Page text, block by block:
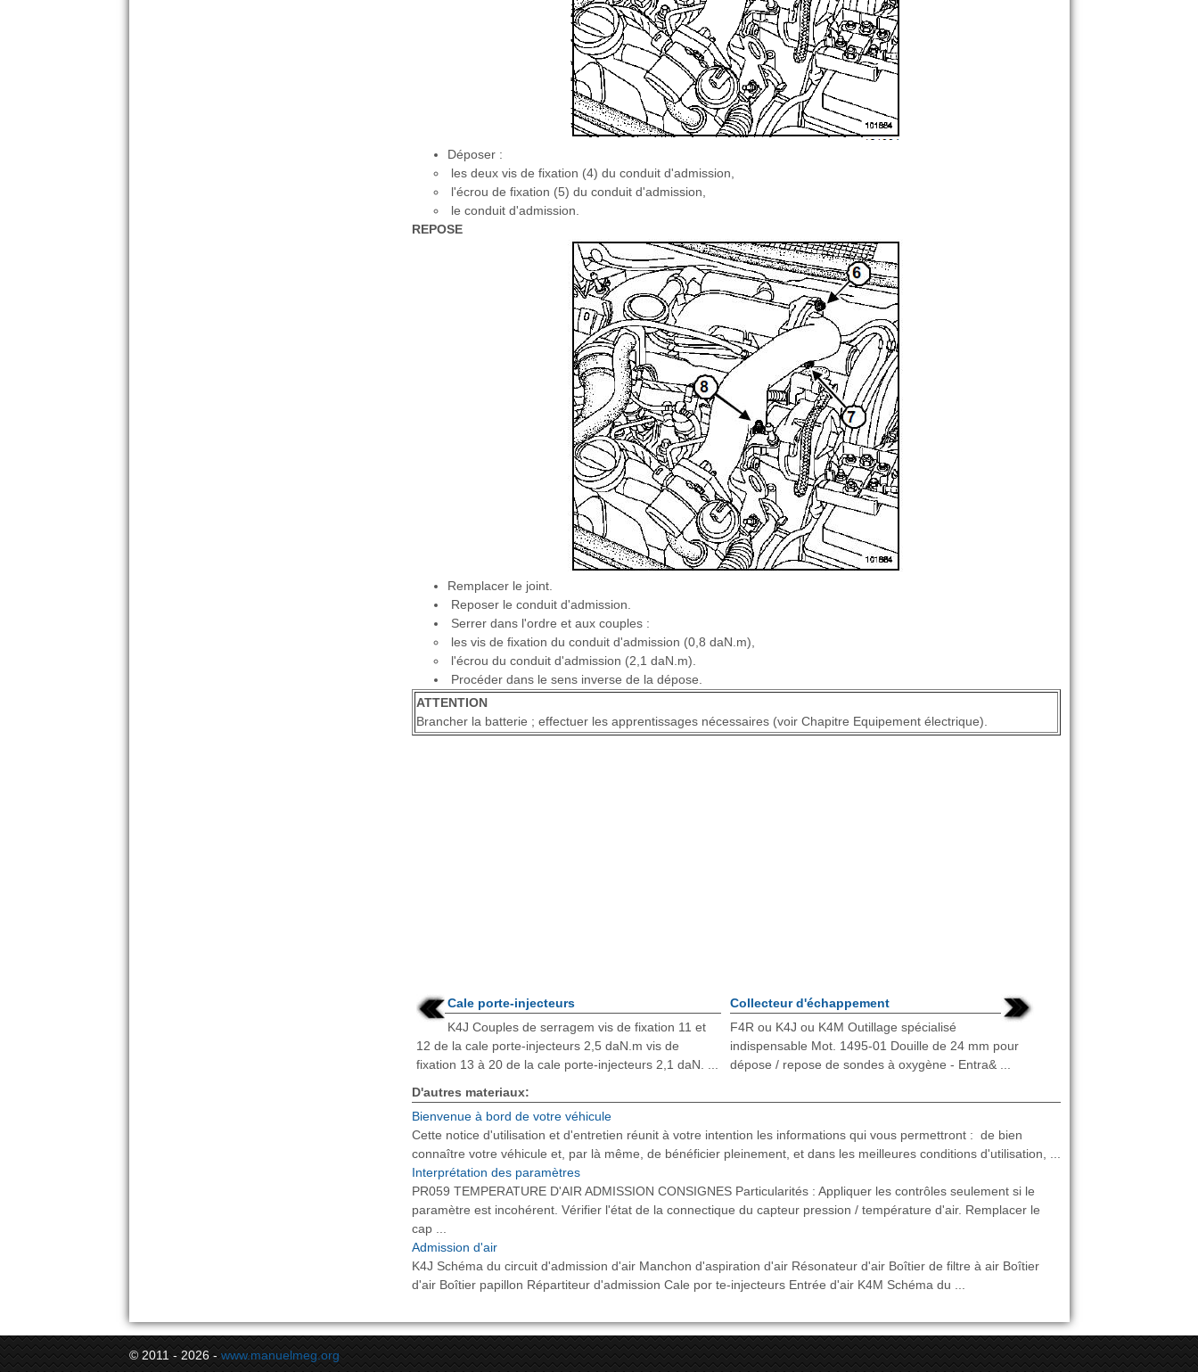
Déposer :
les deux vis de fixation (4) du conduit d'admission,
l'écrou de fixation (5) du conduit d'admission,
le conduit d'admission.
REPOSE
Remplacer le joint.
Reposer le conduit d'admission.
Serrer dans l'ordre et aux couples :
les vis de fixation du conduit d'admission (0,8 daN.m),
l'écrou du conduit d'admission (2,1 daN.m).
Procéder dans le sens inverse de la dépose.
ATTENTION
Brancher la batterie ; effectuer les apprentissages nécessaires (voir Chapitre Equipement électrique).
Cale porte-injecteurs
K4J Couples de serragem vis de fixation 11 et
12 de la cale porte-injecteurs 2,5 daN.m vis de
fixation 13 à 20 de la cale porte-injecteurs 2,1 daN. ...
Collecteur d'échappement
F4R ou K4J ou K4M Outillage spécialisé
indispensable Mot. 1495-01 Douille de 24 mm pour
dépose / repose de sondes à oxygène - Entra& ...
D'autres materiaux:
Bienvenue à bord de votre véhicule
Cette notice d'utilisation et d'entretien réunit à votre intention les informations qui vous permettront : de bien
connaître votre véhicule et, par là même, de bénéficier pleinement, et dans les meilleures conditions d'utilisation, ...
Interprétation des paramètres
PR059 TEMPERATURE D'AIR ADMISSION CONSIGNES Particularités : Appliquer les contrôles seulement si le
paramètre est incohérent. Vérifier l'état de la connectique du capteur pression / température d'air. Remplacer le
cap ...
Admission d'air
K4J Schéma du circuit d'admission d'air Manchon d'aspiration d'air Résonateur d'air Boîtier de filtre à air Boîtier
d'air Boîtier papillon Répartiteur d'admission Cale por te-injecteurs Entrée d'air K4M Schéma du ...
© 2011 - 2026 - www.manuelmeg.org